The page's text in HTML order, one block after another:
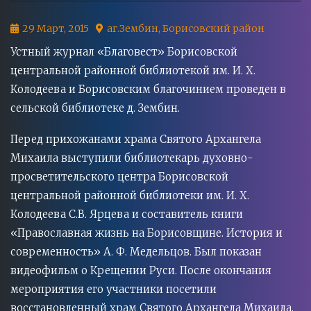
Дата
события
29 Март, 2015 Место
аг.Зембин, Борисовский район
Устный журнал «Благовест» Борисовской
центральной районной библиотекой им. И. Х.
Колодеева и Борисовским благочинием проведен в
сельской библиотеке д. Зембин.
Перед прихожанами храма Святого Архангела
Михаила выступили библиотекарь духовно-
просветительского центра Борисовской
центральной районной библиотеки им. И. Х.
Колодеева С.В. Ярцева и составитель книги
«Православная жизнь на Борисовщине. История и
современность» А. Ф. Медельцов. Был показан
видеофильм о Крещении Руси. После окончания
мероприятия его участники посетили
восстановленный храм Святого Архангела Михаила.